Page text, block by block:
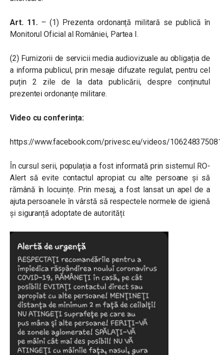
Art. 11. – (1) Prezenta ordonanță militară se publică în
Monitorul Oficial al României, Partea I.
(2) Furnizorii de servicii media audiovizuale au obligația de
a informa publicul, prin mesaje difuzate regulat, pentru cel
puțin 2 zile de la data publicării, despre conținutul
prezentei ordonanțe militare.
Video cu conferința:
https://www.facebook.com/privesc.eu/videos/
În cursul serii, populația a fost informată prin sistemul RO-
Alert să evite contactul apropiat cu alte persoane și să
rămână în locuințe. Prin mesaj, a fost lansat un apel de a
ajuta persoanele în vârstă să respectele normele de igienă
și siguranță adoptate de autorități: